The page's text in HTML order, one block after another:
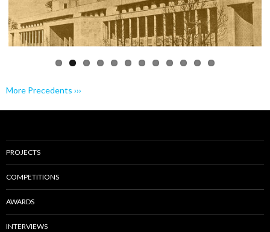
Previo
Next
More Precedents ›››
PROJECTS
COMPETITIONS
AWARDS
INTERVIEWS